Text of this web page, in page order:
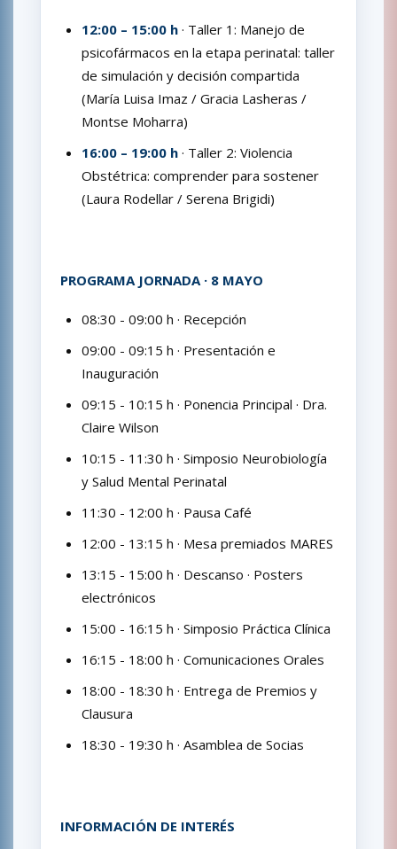
12:00 – 15:00 h · Taller 1: Manejo de
psicofármacos en la etapa perinatal: taller
de simulación y decisión compartida
(María Luisa Imaz / Gracia Lasheras /
Montse Moharra)
16:00 – 19:00 h · Taller 2: Violencia
Obstétrica: comprender para sostener
(Laura Rodellar / Serena Brigidi)
PROGRAMA JORNADA · 8 MAYO
08:30 - 09:00 h · Recepción
09:00 - 09:15 h · Presentación e
Inauguración
09:15 - 10:15 h · Ponencia Principal · Dra.
Claire Wilson
10:15 - 11:30 h · Simposio Neurobiología
y Salud Mental Perinatal
11:30 - 12:00 h · Pausa Café
12:00 - 13:15 h · Mesa premiados MARES
13:15 - 15:00 h · Descanso · Posters
electrónicos
15:00 - 16:15 h · Simposio Práctica Clínica
16:15 - 18:00 h · Comunicaciones Orales
18:00 - 18:30 h · Entrega de Premios y
Clausura
18:30 - 19:30 h · Asamblea de Socias
INFORMACIÓN DE INTERÉS